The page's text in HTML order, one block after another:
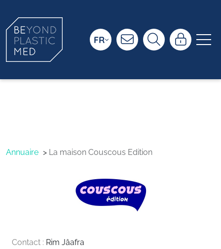
FR
Annuaire La maison Couscous Edition
Contact : Rim Jâafra